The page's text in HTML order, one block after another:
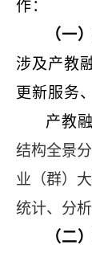
作：
（一）
涉及产教
更新服务
产教
结构全景
业（群）
统计、分
（二